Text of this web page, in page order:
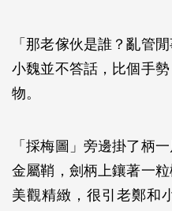
「那老傢伙是誰？亂管
小魏並不答話，比個手
物。
「採梅圖」旁邊掛了柄
金屬鞘，劍柄上鑲著一
美觀精緻，很引老鄭和